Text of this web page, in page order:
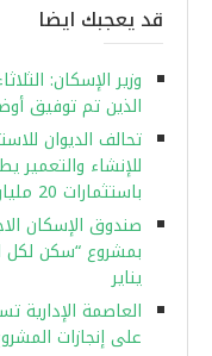
قد يعجبك ايضا
الذين تم توفيق
تحالف الديوان
للإنشاء والتعمير
باستثمارات 20 مليار جنيه
يناير
العاصمة الإدارية
على إنجازات